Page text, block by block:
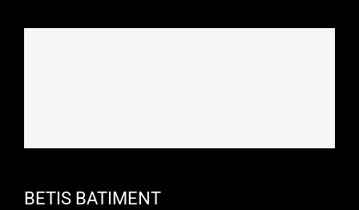
BETIS BATIMENT